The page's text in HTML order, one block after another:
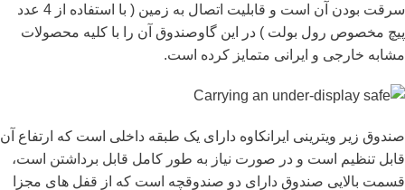
سرقت بودن آن است و قابلیت اتصال به زمین ( با استفاده از 4 عدد
پیچ مخصوص رول بولت ) در این گاوصندوق آن را با کلیه محصولات
مشابه خارجی و ایرانی متمایز کرده است.
صندوق زیر ویترینی ایرانکاوه دارای یک طبقه داخلی است که ارتفاع آن
قابل تنظیم است و در صورت نیاز به طور کامل قابل برداشتن است،
قسمت بالایی صندوق دارای دو صندوقچه است که از قفل های مجزا